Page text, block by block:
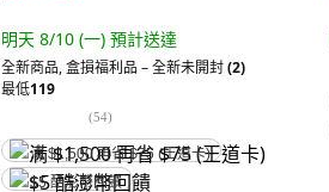
明天 8/10 (一) 預計送達
全新商品,盒損福利品 – 全新未開封(2)
最低119
(54)
满 $1,500 再省 $75 (王道卡)
$5 酷澎幣回饋